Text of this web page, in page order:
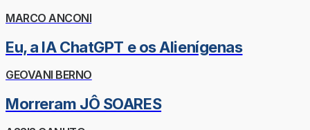
MARCO ANCONI
Eu, a IA ChatGPT e os Alienígenas
GEOVANI BERNO
Morreram JÔ SOARES